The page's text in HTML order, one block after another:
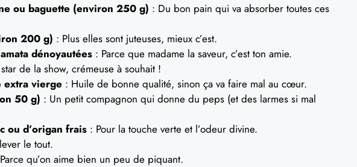
ou baguette (environ 250 g) : Du bon pain qui va absorber toutes ces
200 g) : Plus elles sont juteuses, mieux c’est.
dénoyautées : Parce que madame la saveur, c’est ton amie.
de la show, crémeuse à souhait !
extra vierge : Huile de bonne qualité, sinon ça va faire mal au cœur.
50 g) : Un petit compagnon qui donne du peps (et des larmes si mal
ou d’origan frais : Pour la touche verte et l’odeur divine.
le tout.
qu’on aime bien un peu de piquant.